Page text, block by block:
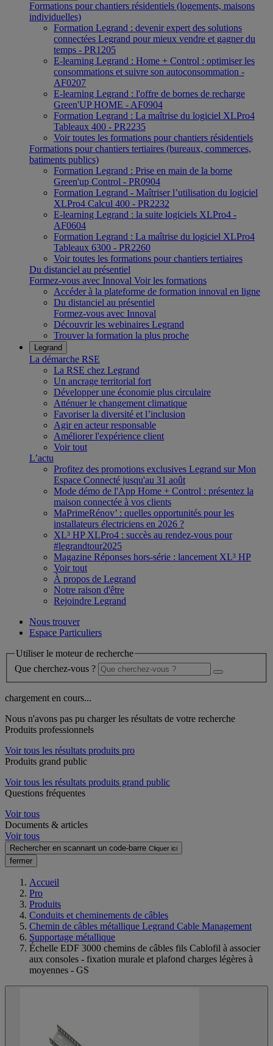
Formations pour chantiers résidentiels (logements, maisons
individuelles)
Formation Legrand : devenir expert des solutions
connectées Legrand pour mieux vendre et gagner du
temps - PR1205
E-learning Legrand : Home + Control : optimiser les
consommations et suivre son autoconsommation -
AF0207
E-learning Legrand : l'offre de bornes de recharge
Green'UP HOME - AF0904
Formation Legrand : La maîtrise du logiciel XLPro4
Tableaux 400 - PR2235
Voir toutes les formations pour chantiers résidentiels
Formations pour chantiers tertiaires (bureaux, commerces,
batiments publics)
Formation Legrand : Prise en main de la borne
Green'up Control - PR0904
Formation Legrand - Maîtriser l’utilisation du logiciel
XLPro4 Calcul 400 - PR2232
E-learning Legrand : la suite logiciels XLPro4 -
AF0604
Formation Legrand : La maîtrise du logiciel XLPro4
Tableaux 6300 - PR2260
Voir toutes les formations pour chantiers tertiaires
Du distanciel au présentiel
Formez-vous avec Innoval Voir les formations
Accéder à la plateforme de formation innoval en ligne
Du distanciel au présentiel
Formez-vous avec Innoval
Découvrir les webinaires Legrand
Trouver la formation la plus proche
Legrand
La démarche RSE
La RSE chez Legrand
Un ancrage territorial fort
Développer une économie plus circulaire
Atténuer le changement climatique
Favoriser la diversité et l’inclusion
Agir en acteur responsable
Améliorer l'expérience client
Voir tout
L’actu
Profitez des promotions exclusives Legrand sur Mon
Espace Connecté jusqu'au 31 août
Mode démo de l'App Home + Control : présentez la
maison connectée à vos clients
MaPrimeRénov’ : quelles opportunités pour les
installateurs électriciens en 2026 ?
XL³ HP XLPro4 : succès au rendez-vous pour
#legrandtour2025
Magazine Réponses hors-série : lancement XL³ HP
Voir tout
À propos de Legrand
Notre raison d'être
Rejoindre Legrand
Nous trouver
Espace Particuliers
Utiliser le moteur de recherche
Que cherchez-vous ?
chargement en cours...
Nous n'avons pas pu charger les résultats de votre recherche
Produits professionnels
Voir tous les résultats produits pro
Produits grand public
Voir tous les résultats produits grand public
Questions fréquentes
Voir tous
Documents & articles
Voir tous
Rechercher en scannant un code-barre Cliquer ici
fermer
Accueil
Pro
Produits
Conduits et cheminements de câbles
Chemin de câbles métallique Legrand Cable Management
Supportage métallique
Échelle EDF 3000 chemins de câbles fils Cablofil à associer
aux consoles - fixation murale et plafond charges légères à
moyennes - GS